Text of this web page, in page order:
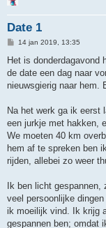
Date 1
B
r
c
h
14 jan 2019, 13:35
Het is donderdagavond
de date een dag naar
nieuwsgierig naar hem.
Na het werk ga ik eerst
een jurkje met hakken,
We moeten 40 km
hem af te spreken ben
rijden, allebei zo weer
Ik ben licht
veel persoonlijke
ik moeilijk vind. Ik krijg
gespannen ben; omdat